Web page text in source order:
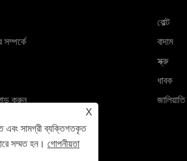
X
এবং সামগ্রী ব্যক্তিগতকৃত
সম্মত হন। গোপনীয়তা
সম্পর্কে
করুন
করুন
বোল্ট
বাদাম
স্ক্রু
ধাবক
জালিয়াতি